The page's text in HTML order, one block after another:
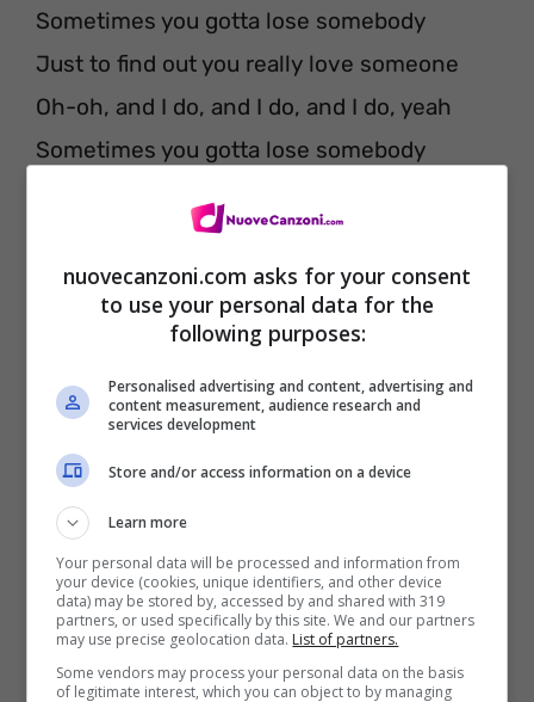
Sometimes you gotta lose somebody
Just to find out you really love someone
Oh-oh, and I do, and I do, and I do, yeah
Sometimes you gotta lose somebody
Sometimes you gotta lose somebody
[Outro]
nuovecanzoni.com asks for your consent
to use your personal data for the
following purposes:
Personalised advertising and content, advertising and
content measurement, audience research and
services development
Store and/or access information on a device
Learn more
Your personal data will be processed and information from
your device (cookies, unique identifiers, and other device
data) may be stored by, accessed by and shared with 319
partners, or used specifically by this site. We and our partners
may use precise geolocation data. List of partners.
Some vendors may process your personal data on the basis
of legitimate interest, which you can object to by managing